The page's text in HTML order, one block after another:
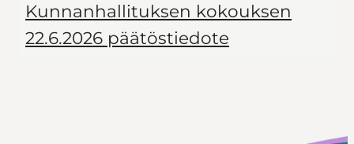
Kunnanhallituksen kokouksen
22.6.2026 päätöstiedote